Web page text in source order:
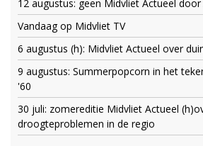
12 augustus: geen Midvliet Actueel
Vandaag op Midvliet TV
6 augustus (h): Midvliet Actueel over
9 augustus: Summerpopcorn in het
'60
30 juli: zomereditie Midvliet Actueel
droogteproblemen in de regio